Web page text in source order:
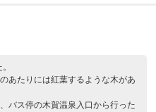
あたりには紅葉するような木があ
バス停の木賀温泉入口から行った